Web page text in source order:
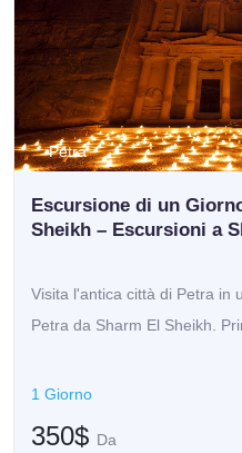
Petra
Escursione di un
Sheikh – Escursioni a
Visita l'antica città di Petra in
Petra da Sharm El Sheikh.
1 Giorno
350$ Da